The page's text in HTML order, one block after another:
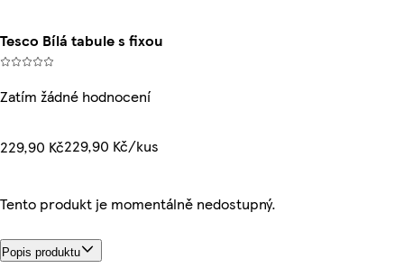
Tesco Bílá tabule s fixou
Zatím žádné hodnocení
229,90 Kč229,90 Kč/kus
Tento produkt je momentálně nedostupný.
Popis produktu